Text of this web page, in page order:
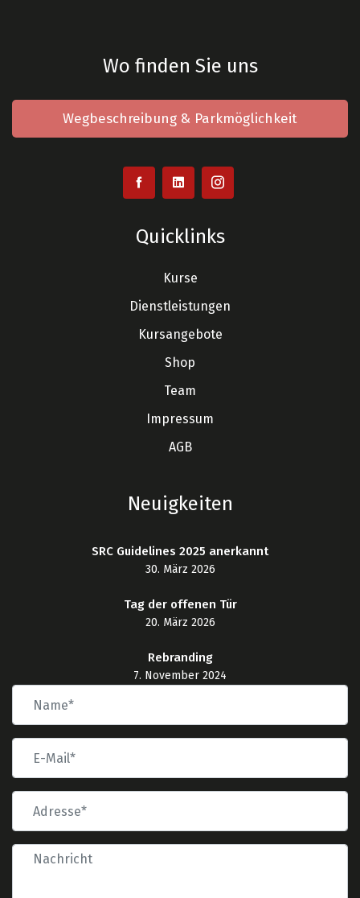
Wo finden Sie uns
Wegbeschreibung & Parkmöglichkeit
Quicklinks
Kurse
Dienstleistungen
Kursangebote
Shop
Team
Impressum
AGB
Neuigkeiten
SRC Guidelines 2025 anerkannt
30. März 2026
Tag der offenen Tür
20. März 2026
Rebranding
7. November 2024